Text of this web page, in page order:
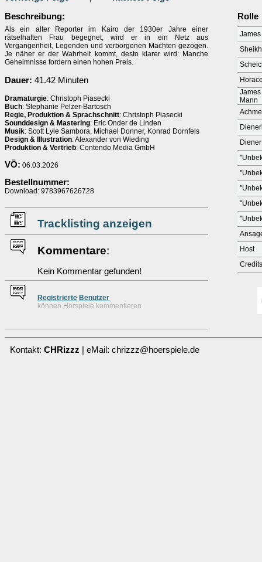
Beschreibung:
Als ein alter Reporter im Kairo der 1930er Jahre einer
rätselhaften Frau begegnet, wird er in ein Netz aus
Vergangenheit, Legenden und verborgenen Mächten gezogen.
Je näher er der Wahrheit kommt, desto klarer wird: Manche
Geheimnisse fordern einen hohen Preis.
Dauer: 41.42 Minuten
Dramaturgie: Christoph Piasecki
Buch: Stephanie Pelzer-Bartosch
Regie, Produktion & Sprachschnitt: Christoph Piasecki
Sounddesign & Mastering: Eric Onder de Linden
Musik: Scott Lyle Sambora, Michael Donner, Konrad Dornfels
Design & Illustration: Alexander von Wieding
Produktion & Vertrieb: Contendo Media GmbH
VÖ: 06.03.2026
Bestellnummer:
Download: 9783967626728
Tracklisting anzeigen
Kommentare:
Kein Kommentar gefunden!
Registrierte Benutzer
können Hörspiele kommentieren
Rolle
Mann
Diener
Host
Credits
Kontakt: CHRizzz | eMail: chrizzz@hoerspiele.de